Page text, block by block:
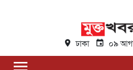
ঢাকা ০৯